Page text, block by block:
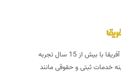
هلدینگ ثبتی و حقوقی آفریقا با بیش از 15 سال تجربه
خدمات ثبتی و حقوقی مانند